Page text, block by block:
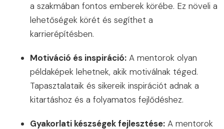
a szakmában fontos emberek körébe. Ez növeli a
lehetőségek körét és segíthet a
karrierépítésben.
Motiváció és inspiráció: A mentorok olyan
példaképek lehetnek, akik motiválnak téged.
Tapasztalataik és sikereik inspirációt adnak a
kitartáshoz és a folyamatos fejlődéshez.
Gyakorlati készségek fejlesztése: A mentorok